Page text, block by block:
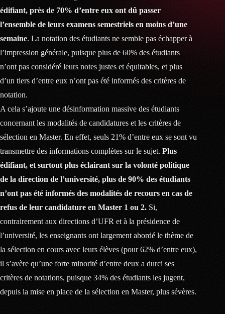
édifiant, près de 70% d’entre eux ont dû passer
l’ensemble de leurs examens semestriels en moins d’une
semaine. La notation des étudiants ne semble pas échapper à
l’impression générale, puisque plus de 60% des étudiants
n’ont pas considéré leurs notes justes et équitables, et plus
d’un tiers d’entre eux n’ont pas été informés des critères de
notation.
A cela s’ajoute une désinformation massive des étudiants
concernant les modalités de candidatures et les critères de
sélection en Master. En effet, seuls 21% d’entre eux se sont vu
transmettre des informations complètes sur le sujet. Plus
édifiant, et surtout plus éclairant sur la volonté politique
de la direction de l’université, plus de 90% des étudiants
n’ont pas été informés des modalités de recours en cas de
refus de leur candidature en Master 1 ou 2. Si,
contrairement aux directions d’UFR et à la présidence de
l’université, les enseignants ont largement abordé le thème de
la sélection en cours avec leurs élèves (pour 62% d’entre eux),
il s’avère qu’une forte minorité d’entre deux a durci ses
critères de notations, puisque 34% des étudiants les jugent,
depuis la mise en place de la sélection en Master, plus sévères.